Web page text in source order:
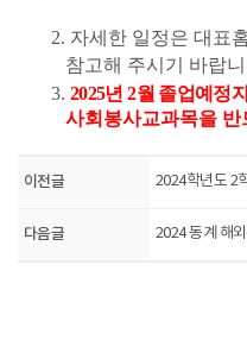
2. 자세한 일정은 대표
참고해 주시기 바랍니
3. 2025년 2월 졸업예정
사회봉사교과목을 반
이전글 2024학년도 2
다음글 2024 동계 해